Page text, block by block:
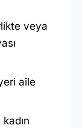
veya
aile